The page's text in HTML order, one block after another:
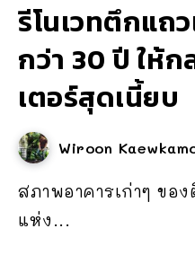
รีโนเวทตึกแถ
กว่า 30 ปี ให้
เตอร์สุดเนี้ยบ
Wiroon
สภาพอาคารเก่าๆ ขอ
แห่ง...